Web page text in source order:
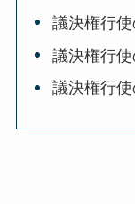
議決権行
議決権行
議決権行